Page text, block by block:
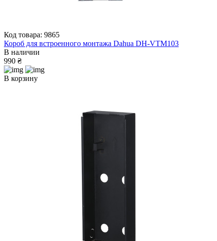
Код товара: 9865
Короб для встроенного монтажа Dahua DH-VTM103
В наличии
990 ₴
В корзину